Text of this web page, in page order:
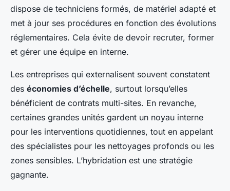
dispose de techniciens formés, de matériel adapté et
met à jour ses procédures en fonction des évolutions
réglementaires. Cela évite de devoir recruter, former
et gérer une équipe en interne.
Les entreprises qui externalisent souvent constatent
des économies d’échelle, surtout lorsqu’elles
bénéficient de contrats multi-sites. En revanche,
certaines grandes unités gardent un noyau interne
pour les interventions quotidiennes, tout en appelant
des spécialistes pour les nettoyages profonds ou les
zones sensibles. L’hybridation est une stratégie
gagnante.